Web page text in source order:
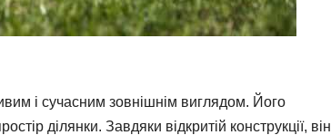
і сучасним зовнішнім виглядом. Його
ділянки. Завдяки відкритій конструкції, він